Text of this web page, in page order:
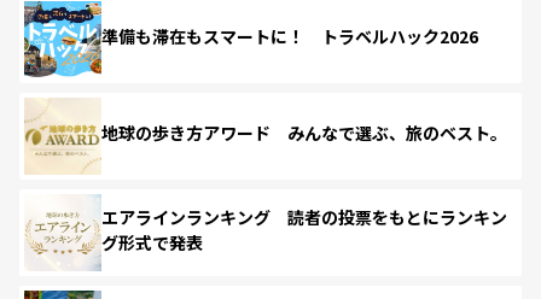
準備も滞在もスマートに！ トラベルハック2026
地球の歩き方アワード みんなで選ぶ、旅のベスト。
エアラインランキング 読者の投票をもとにランキン
グ形式で発表